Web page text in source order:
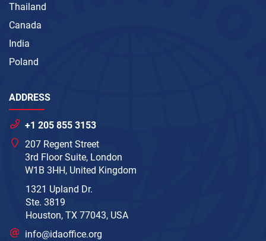
Thailand
Canada
India
Poland
ADDRESS
+1 205 855 3153
207 Regent Street
3rd Floor Suite, London
W1B 3HH, United Kingdom
1321 Upland Dr.
Ste. 3819
Houston, TX 77043, USA
info@idaoffice.org